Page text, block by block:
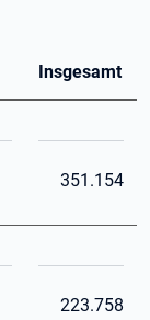
Insgesamt
351.154
223.758